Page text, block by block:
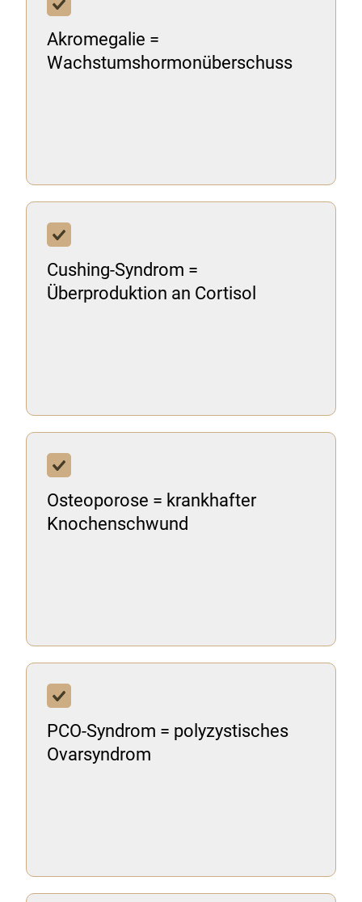
Akromegalie =
Wachstumshormonüberschuss
Cushing-Syndrom =
Überproduktion an Cortisol
Osteoporose = krankhafter
Knochenschwund
PCO-Syndrom = polyzystisches
Ovarsyndrom